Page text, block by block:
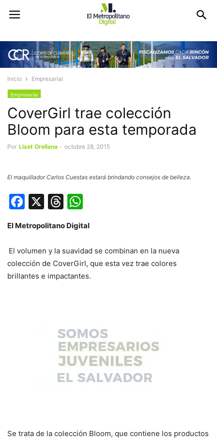
Inicio Empresarial
Empresarial
CoverGirl trae colección
Bloom para esta temporada
Por Liset Orellana - octubre 28, 2015
El maquillador Carlos Cuestas estará brindando consejos de belleza.
Facebook
X Threads
El Metropolitano Digital
El volumen y la suavidad se combinan en la nueva
colección de CoverGirl, que esta vez trae colores
brillantes e impactantes.
Se trata de la colección Bloom, que contiene los productos